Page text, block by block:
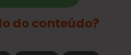
do conteúdo?